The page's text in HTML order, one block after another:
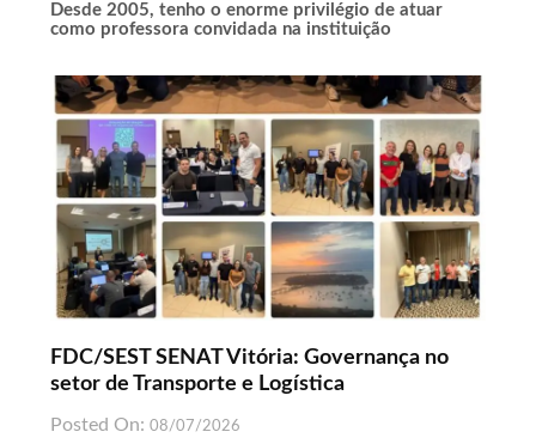
Desde 2005, tenho o enorme privilégio de atuar
como professora convidada na instituição
FDC/SEST SENAT Vitória: Governança no
setor de Transporte e Logística
Posted On: 08/07/2026